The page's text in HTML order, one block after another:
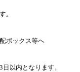
クス等へ
となります。